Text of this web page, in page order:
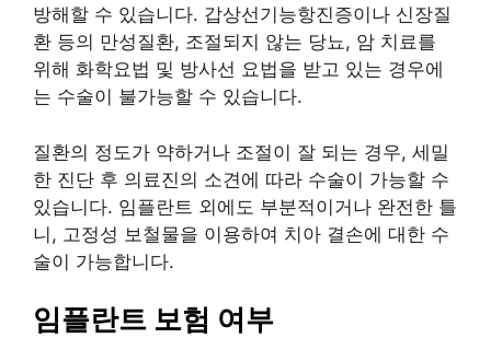
방해할 수 있습니다. 갑상선기능항진증이나 신장질
환 등의 만성질환, 조절되지 않는 당뇨, 암 치료를
위해 화학요법 및 방사선 요법을 받고 있는 경우에
는 수술이 불가능할 수 있습니다.
질환의 정도가 약하거나 조절이 잘 되는 경우, 세밀
한 진단 후 의료진의 소견에 따라 수술이 가능할 수
있습니다. 임플란트 외에도 부분적이거나 완전한 틀
니, 고정성 보철물을 이용하여 치아 결손에 대한 수
술이 가능합니다.
임플란트 보험 여부